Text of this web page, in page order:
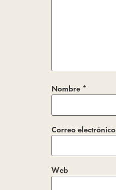
Nombre *
Correo electrónico
Web